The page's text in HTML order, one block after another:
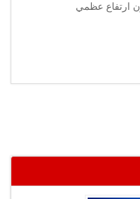
ارتفاع عظمي